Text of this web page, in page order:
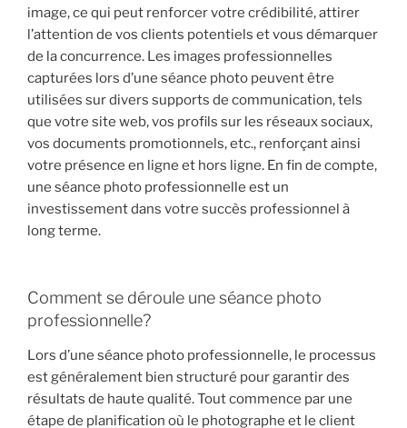
image, ce qui peut renforcer votre crédibilité, attirer
l’attention de vos clients potentiels et vous démarquer
de la concurrence. Les images professionnelles
capturées lors d’une séance photo peuvent être
utilisées sur divers supports de communication, tels
que votre site web, vos profils sur les réseaux sociaux,
vos documents promotionnels, etc., renforçant ainsi
votre présence en ligne et hors ligne. En fin de compte,
une séance photo professionnelle est un
investissement dans votre succès professionnel à
long terme.
Comment se déroule une séance photo
professionnelle?
Lors d’une séance photo professionnelle, le processus
est généralement bien structuré pour garantir des
résultats de haute qualité. Tout commence par une
étape de planification où le photographe et le client